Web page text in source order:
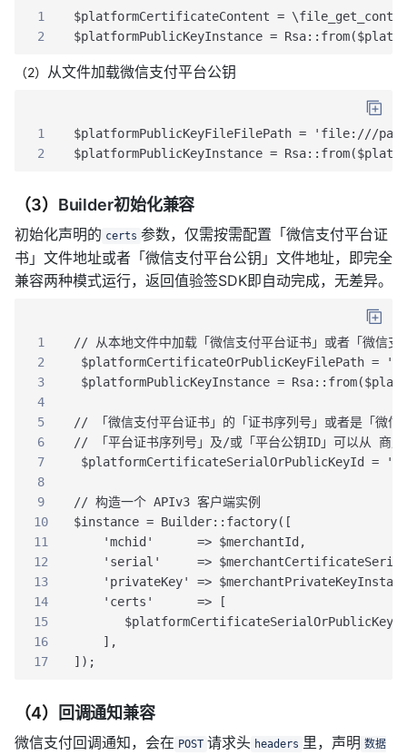
1
$platformCertificateContent =
2
$platformPublicKeyInstance =
（2） 从文件加载微信支付平台公钥
1
$platformPublicKeyFileFilePath = 'file:///
2
$platformPublicKeyInstance =
（3） Builder初始化兼容
初始化声明的 certs 参数，仅需按需配置「微信支付平台证
书」文件地址或者「微信支付平台公钥」文件地址，即完全
兼容两种模式运行，返回值验签SDK即自动完成，无差异。
1
// 从本地文件中加载「微信支付平台证书」或者「微信支
2
$platformCertificateOrPublicKeyFilePath =
3
$platformPublicKeyInstance =
4
5
// 「微信支付平台证书」的「证书序列号」或者是「微信
6
// 「平台证书序列号」及/或「平台公钥ID」可以从 商
7
$platformCertificateSerialOrPublicKeyId =
8
9
// 构造一个 APIv3 客户端实例
10
$instance = Builder::factory([
11
    'mchid'      => $merchantId,
12
'serial'     =>
13
'privateKey' =>
14
    'certs'      => [
15
16
    ],
17
]);
（4） 回调通知兼容
微信支付回调通知，会在 POST 请求头 headers 里，声明 数据